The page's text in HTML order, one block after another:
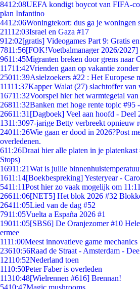
8412:08UEFA kondigt boycot van FIFA-
plan Infantino
4412:06Woningtekort: dus ga je woningen
21112:03Israel en Gaza #17
912:02[gratis] Videogames Part 9: Gratis
7811:56[FOK!Voetbalmanager 2026/
9611:45Migranten breken door grens naar
11711:42Vrienden gaan op vakantie
25011:39Asielzoekers #22 : Het Europese
11111:37Kapper Walat (27) slachtoffer van
16711:32Voorspel hier het warmtegetal
26811:32Banken met hoge rente topic #95
26611:31 [Dagboek] Veel aan hoofd - Deel
1311:3097-jarige Betty verbreekt opnieuw
24011:26Wie gaan er dood in 2026?Post
overledenen.
611:26Draai hier alle platen in je
Stops)
16911:21Wat is jullie
1611:14[Boekbespreking] Yesteryear -
5411:11Post hier zo vaak mogelijk om
26611:06[NET5] Het blok 2026 #32
26411:05Lied van de dag #52
7911:05Vuelta a España 2026 #1
19011:05[SBS6] De Oranjezomer #10
ermee
1111:00Meest innovatieve game mechanics
23610:56Raad de Straat - Amsterdam -
12110:52Nederland toen
1110:50Peter Faber is overleden
11310:48[Wielrennen #616] Brennan!
5410:47Magic mushrooms